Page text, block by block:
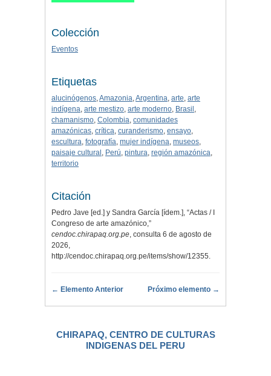
Colección
Eventos
Etiquetas
alucinógenos,Amazonia,Argentina, arte, arte
indígena, arte mestizo, arte moderno, Brasil ,
chamanismo, Colombia, comunidades
amazónicas, crítica, curanderismo, ensayo,
escultura, fotografía, mujer indígena, museos,
paisaje cultural , Perú, pintura, región amazónica,
territorio
Citación
Pedro Jave [ed.] y Sandra García [ídem.], “Actas / I
Congreso de arte amazónico,”
cendoc.chirapaq.org.pe, consulta 6 de agosto de
2026,
http://cendoc.chirapaq.org.pe/items/show/12355.
← Elemento Anterior Próximo elemento →
CHIRAPAQ, CENTRO DE CULTURAS
INDIGENAS DEL PERU